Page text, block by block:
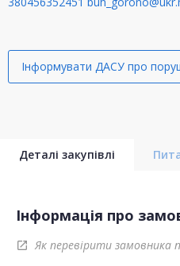
Інформувати ДАСУ про
Деталі закупівлі
Інформація про
open_in_new Як перевірити замовника